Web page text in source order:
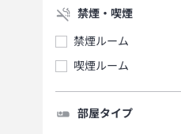
禁煙・喫煙
禁煙ルーム
喫煙ルーム
部屋タイプ